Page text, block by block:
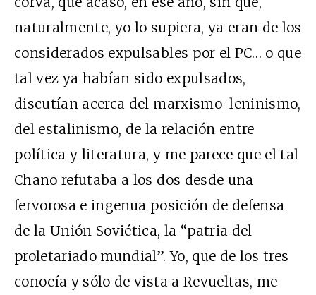
naturalmente, yo lo supiera, ya eran de los
considerados expulsables por el PC… o que
tal vez ya habían sido expulsados,
discutían acerca del marxismo-leninismo,
del estalinismo, de la relación entre
política y literatura, y me parece que el tal
Chano refutaba a los dos desde una
fervorosa e ingenua posición de defensa
de la Unión Soviética, la “patria del
proletariado mundial”. Yo, que de los tres
conocía y sólo de vista a Revueltas, me